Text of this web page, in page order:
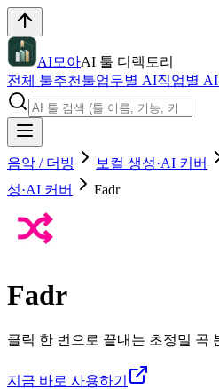
AI모아AI 툴 디렉토리
전체 툴추천툴업무별 AI직업별 AI
음악 / 더빙 보컬 생성·AI 커버
성·AI 커버
Fadr
Fadr
클릭 한 번으로 끝내는 초정밀 곡
지금 바로 사용하기